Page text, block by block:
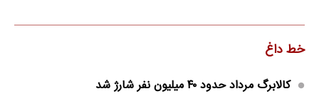
خط داغ
کالابرگ مرداد حدود ۴۰‌ میلیون نفر شارژ شد